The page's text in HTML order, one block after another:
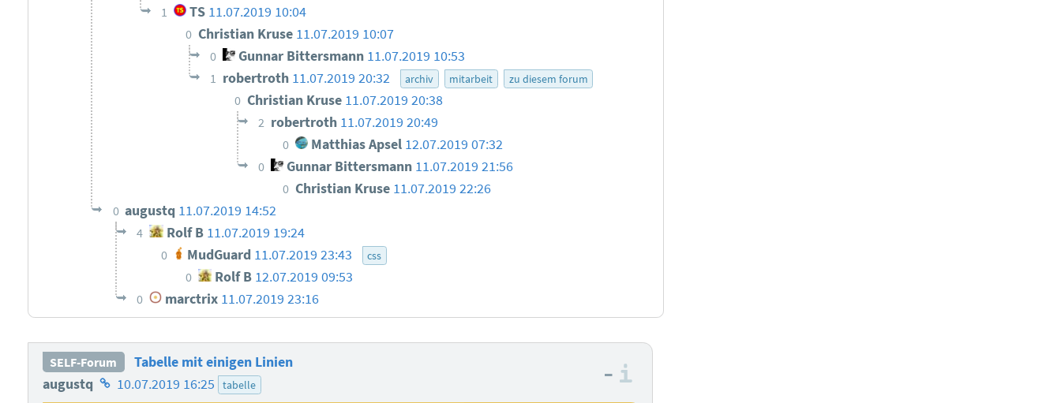
1 TS 11.07.2019 10:04
0 Christian Kruse 11.07.2019 10:07
0 Gunnar Bittersmann 11.07.2019 10:53
1 robertroth 11.07.2019 20:32 archiv mitarbeit zu diesem forum
0 Christian Kruse 11.07.2019 20:38
2 robertroth 11.07.2019 20:49
0 Matthias Apsel 12.07.2019 07:32
0 Gunnar Bittersmann 11.07.2019 21:56
0 Christian Kruse 11.07.2019 22:26
0 augustq 11.07.2019 14:52
4 Rolf B 11.07.2019 19:24
0 MudGuard 11.07.2019 23:43 css
0 Rolf B 12.07.2019 09:53
0 marctrix 11.07.2019 23:16
SELF-Forum
Tabelle mit einigen Linien
augustq Homepage
10.07.2019 16:25 tabelle –